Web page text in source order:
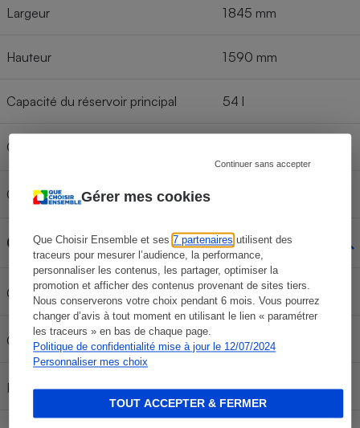
Gérer mes cookies
Que Choisir Ensemble et ses7 partenaires utilisent des
traceurs pour mesurer l’audience, la performance,
personnaliser les contenus, les partager, optimiser la
promotion et afficher des contenus provenant de sites tiers.
Nous conserverons votre choix pendant 6 mois. Vous pourrez
changer d’avis à tout moment en utilisant le lien « paramétrer
les traceurs » en bas de chaque page.
Politique de confidentialité mise à jour le 12/07/2024
Personnaliser mes choix
Continuer sans accepter
TOUT ACCEPTER & FERMER
Largeur 1 845 mm
Hauteur 1 590 mm
Capacité du réservoir principal 54 l
Capacité du réservoir secondaire
Capacité brute de la batterie
Chargement
Charge maxi toit 75 kg
Charge d'appui vertical 80 kg
Poids remorquable freiné 1 800 kg